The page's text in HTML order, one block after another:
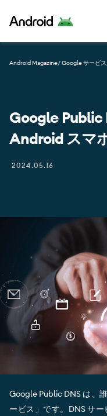
Android
Android Magazine/ Google サービス
Google Public
Android スマ
2024.05.16
Google Public DNS は、
ービス」です。DNS サ